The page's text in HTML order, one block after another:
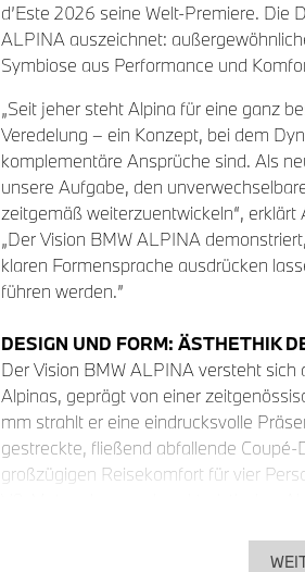
d’Este 2026 seine Welt-Premiere. Die
ALPINA auszeichnet:
Symbiose aus Performance und
„Seit jeher steht Alpina für eine ganz
Veredelung – ein Konzept, bei dem
komplementäre Ansprüche sind. Als
unsere Aufgabe, den
zeitgemäß weiterzuentwickeln“,
„Der Vision BMW ALPINA
klaren Formensprache ausdrücken
führen werden.”
DESIGN UND FORM: ÄSTHETHIK
Der Vision BMW ALPINA versteht
Alpinas, geprägt von einer
mm strahlt er eine eindrucksvolle
gestreckte, fließend abfallende
großzügigen Reisekomfort für vier